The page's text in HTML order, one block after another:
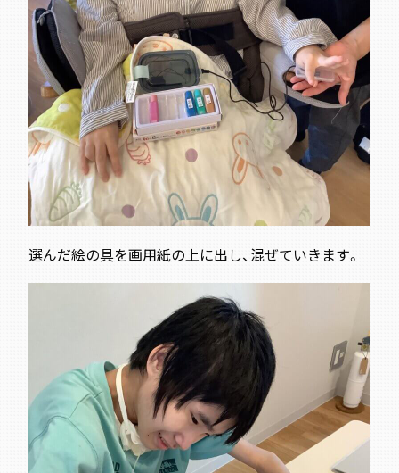
選んだ絵の具を画用紙の上に出し、混ぜていきます。